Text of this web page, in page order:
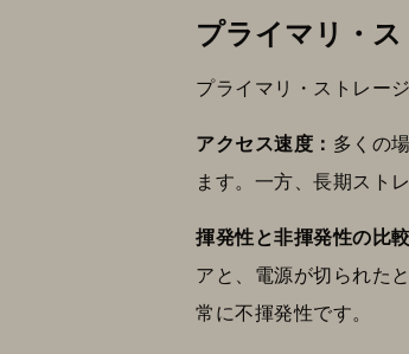
プライマリ・
プライマリ・ストレー
アクセス速度： 多くの
ます。一方、長期スト
揮発性と非揮発性の比較
アと、電源が切られた
常に不揮発性です。